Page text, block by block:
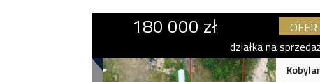
180 000 zł
działka na